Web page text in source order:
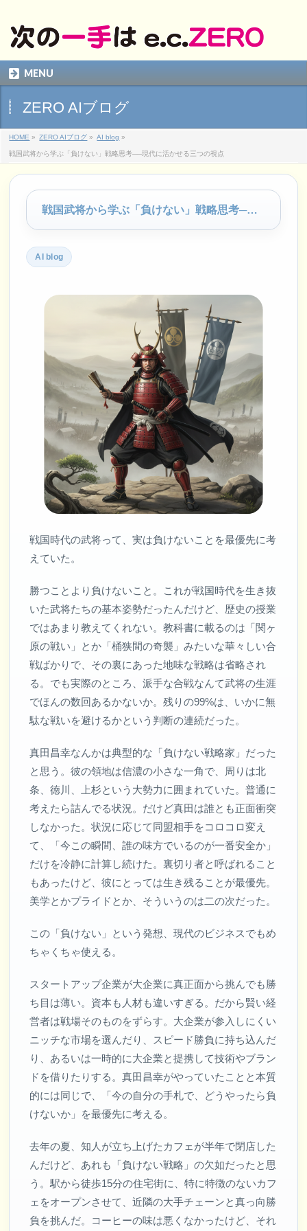
MENU
ZERO AIブログ
HOME » ZERO AIブログ » AI blog »
戦国武将から学ぶ「負けない」戦略思考──現代に活かせる三つの視点
戦国武将から学ぶ「負けない」戦略思考──現代に活かせる三つの視点
AI blog
戦国時代の武将って、実は負けないことを最優先に考
えていた。
勝つことより負けないこと。これが戦国時代を生き抜
いた武将たちの基本姿勢だったんだけど、歴史の授業
ではあまり教えてくれない。教科書に載るのは「関ヶ
原の戦い」とか「桶狭間の奇襲」みたいな華々しい合
戦ばかりで、その裏にあった地味な戦略は省略され
る。でも実際のところ、派手な合戦なんて武将の生涯
でほんの数回あるかないか。残りの99%は、いかに無
駄な戦いを避けるかという判断の連続だった。
真田昌幸なんかは典型的な「負けない戦略家」だった
と思う。彼の領地は信濃の小さな一角で、周りは北
条、徳川、上杉という大勢力に囲まれていた。普通に
考えたら詰んでる状況。だけど真田は誰とも正面衝突
しなかった。状況に応じて同盟相手をコロコロ変え
て、「今この瞬間、誰の味方でいるのが一番安全か」
だけを冷静に計算し続けた。裏切り者と呼ばれること
もあったけど、彼にとっては生き残ることが最優先。
美学とかプライドとか、そういうのは二の次だった。
この「負けない」という発想、現代のビジネスでもめ
ちゃくちゃ使える。
スタートアップ企業が大企業に真正面から挑んでも勝
ち目は薄い。資本も人材も違いすぎる。だから賢い経
営者は戦場そのものをずらす。大企業が参入しにくい
ニッチな市場を選んだり、スピード勝負に持ち込んだ
り、あるいは一時的に大企業と提携して技術やブラン
ドを借りたりする。真田昌幸がやっていたことと本質
的には同じで、「今の自分の手札で、どうやったら負
けないか」を最優先に考える。
去年の夏、知人が立ち上げたカフェが半年で閉店した
んだけど、あれも「負けない戦略」の欠如だったと思
う。駅から徒歩15分の住宅街に、特に特徴のないカフ
ェをオープンさせて、近隣の大手チェーンと真っ向勝
負を挑んだ。コーヒーの味は悪くなかったけど、それ